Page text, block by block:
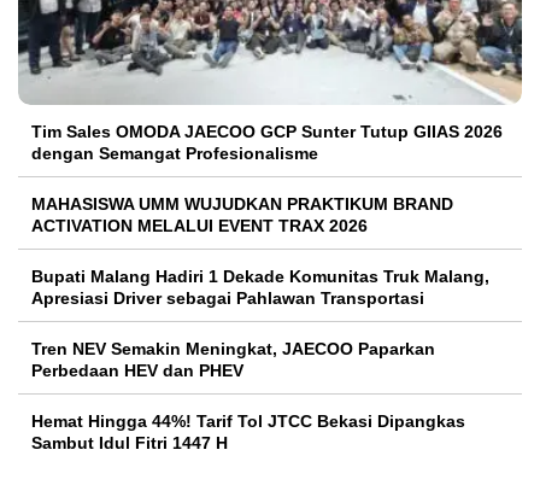
Tim Sales OMODA JAECOO GCP Sunter Tutup GIIAS 2026
dengan Semangat Profesionalisme
MAHASISWA UMM WUJUDKAN PRAKTIKUM BRAND
ACTIVATION MELALUI EVENT TRAX 2026
Bupati Malang Hadiri 1 Dekade Komunitas Truk Malang,
Apresiasi Driver sebagai Pahlawan Transportasi
Tren NEV Semakin Meningkat, JAECOO Paparkan
Perbedaan HEV dan PHEV
Hemat Hingga 44%! Tarif Tol JTCC Bekasi Dipangkas
Sambut Idul Fitri 1447 H